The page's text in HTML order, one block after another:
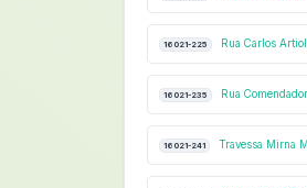
16021-225 Rua Carlos
16021-235 Rua
16021-241 Travessa Mirna